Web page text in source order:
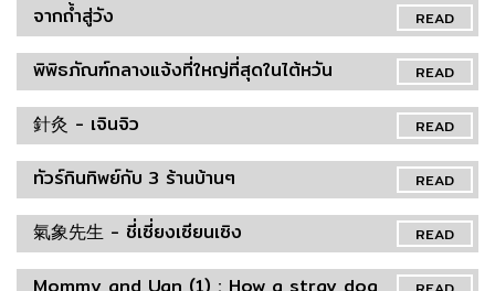
READ
จากถ้ำสู่วัง
READ
พิพิธภัณฑ์กลางแจ้งที่ใหญ่ที่สุดในไต้หวัน
READ
針灸 - เจินจิว
READ
ทัวร์กินทิพย์กับ 3 ร้านบ้านๆ
READ
氣象先生 - ชี่เซี่ยงเซียนเซิง